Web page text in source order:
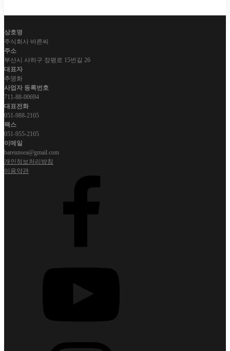
상호명
주식회사 바른씨
주소
부산시 사하구 장평로 15번길 26
대표자
추명화
사업자 등록번호
711-88-00694
대표전화
051-988-2105
팩스
051-955-2105
이메일
bareunsea@gmail.com
개인정보처리방침
이용약관